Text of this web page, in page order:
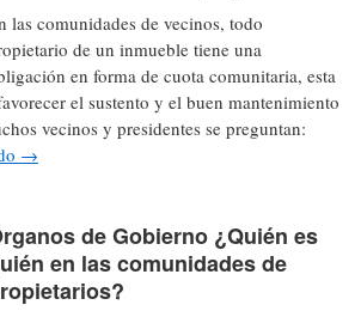
las comunidades de vecinos, todo
de un inmueble tiene una
en forma de cuota comunitaria, esta
el sustento y el buen mantenimiento
vecinos y presidentes se preguntan:
→
de Gobierno ¿Quién es
en las comunidades de